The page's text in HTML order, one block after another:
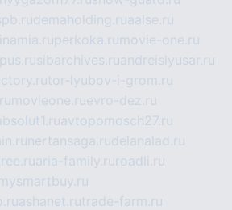
demaholding.ruaalse.ru
perkoka.ru movie-one.ru
sibarchives.ruandreislyusar.ru
tor-lyubov-i-grom.ru
movieone.ruevro-dez.ru
avtopomosch27.ru
nertansaga.rudelanalad.ru
aria-family.ru roadli.ru
mysmartbuy.ru
ashanet.rutrade-farm.ru